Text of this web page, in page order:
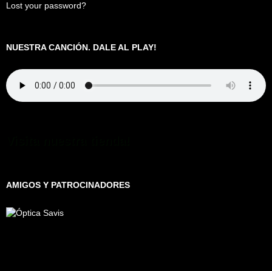
Lost your password?
NUESTRA CANCIÓN. DALE AL PLAY!
AMIGOS Y PATROCINADORES